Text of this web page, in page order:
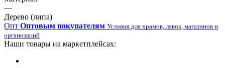
—
Дерево (липа)
Опт Оптовым покупателям Условия для храмов, лавок, магазинов и
организаций
Наши товары на маркетплейсах: